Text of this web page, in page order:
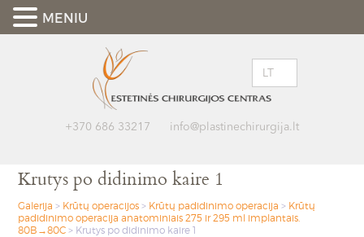
+370 686 33217 info@plastinechirurgija.lt
LT
Krutys po didinimo kaire 1
Galerija > Krūtų operacijos > Krūtų padidinimo operacija > Krūtų
padidinimo operacija anatominiais 275 ir 295 ml implantais.
80B→80C > Krutys po didinimo kaire 1
MENIU